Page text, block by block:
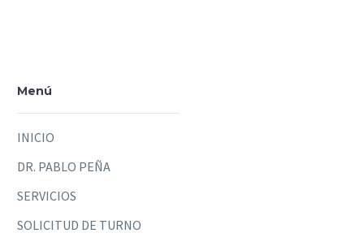
Menú
INICIO
DR. PABLO PEÑA
SERVICIOS
SOLICITUD DE TURNO